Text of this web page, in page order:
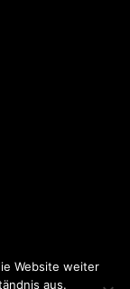
Website weiter
aus.